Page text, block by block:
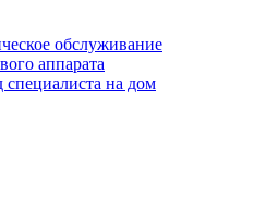
обслуживание
аппарата
на дом